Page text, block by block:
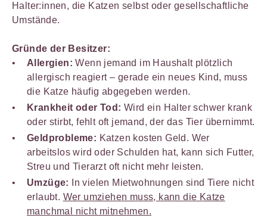
Halter:innen, die Katzen selbst oder gesellschaftliche
Umstände.
Gründe der Besitzer:
Allergien: Wenn jemand im Haushalt plötzlich
allergisch reagiert – gerade ein neues Kind, muss
die Katze häufig abgegeben werden.
Krankheit oder Tod: Wird ein Halter schwer krank
oder stirbt, fehlt oft jemand, der das Tier übernimmt.
Geldprobleme: Katzen kosten Geld. Wer
arbeitslos wird oder Schulden hat, kann sich Futter,
Streu und Tierarzt oft nicht mehr leisten.
Umzüge:
In vielen Mietwohnungen sind Tiere nicht
erlaubt. Wer umziehen muss, kann die Katze
manchmal nicht mitnehmen.